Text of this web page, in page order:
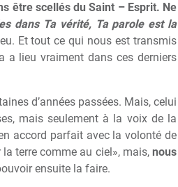
être scellés du Saint – Esprit. Ne
dans Ta vérité, Ta parole est la
Et tout ce qui nous est transmis
a lieu vraiment dans ces derniers
d’années passées. Mais, celui
mais seulement à la voix de la
accord parfait avec la volonté de
terre comme au ciel», mais, nous
ensuite la faire.